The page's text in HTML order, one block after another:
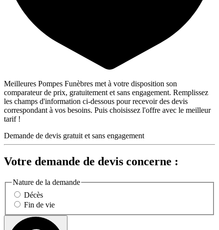
Meilleures Pompes Funèbres met à votre disposition son
comparateur de prix, gratuitement et sans engagement. Remplissez
les champs d'information ci-dessous pour recevoir des devis
correspondant à vos besoins. Puis choisissez l'offre avec le meilleur
tarif !
Demande de devis gratuit et sans engagement
Votre demande de devis concerne :
Nature de la demande
Décès
Fin de vie